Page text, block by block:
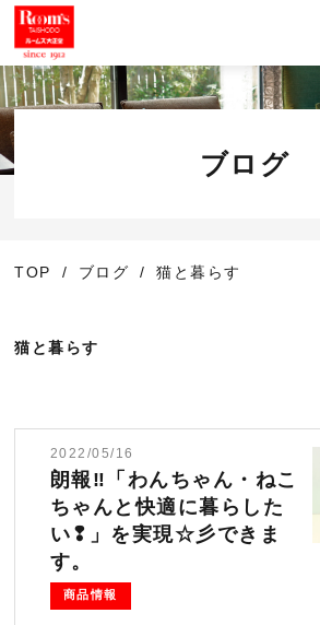
店舗一覧
動画でインテリア
大正堂のこだわり
お役立ち情報
ブログ
法人のお客様へ
ブログ
TOP ブログ 猫と暮らす
猫と暮らす
2022/05/16
朗報‼「わんちゃん・ねこ
ちゃんと快適に暮らした
い❢」を実現☆彡できま
す。
商品情報